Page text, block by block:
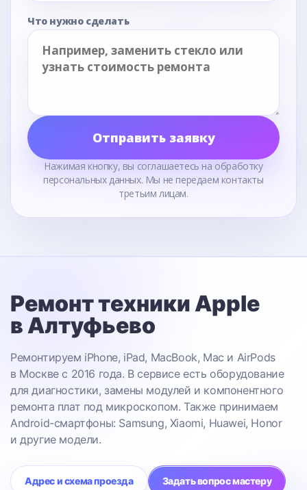
Что нужно сделать
Отправить заявку
Нажимая кнопку, вы соглашаетесь на обработку
персональных данных. Мы не передаем контакты
третьим лицам.
Ремонт техники Apple
в Алтуфьево
Ремонтируем iPhone, iPad, MacBook, Mac и AirPods
в Москве с 2016 года. В сервисе есть оборудование
для диагностики, замены модулей и компонентного
ремонта плат под микроскопом. Также принимаем
Android-смартфоны: Samsung, Xiaomi, Huawei, Honor
и другие модели.
Адрес и схема проезда Задать вопрос мастеру